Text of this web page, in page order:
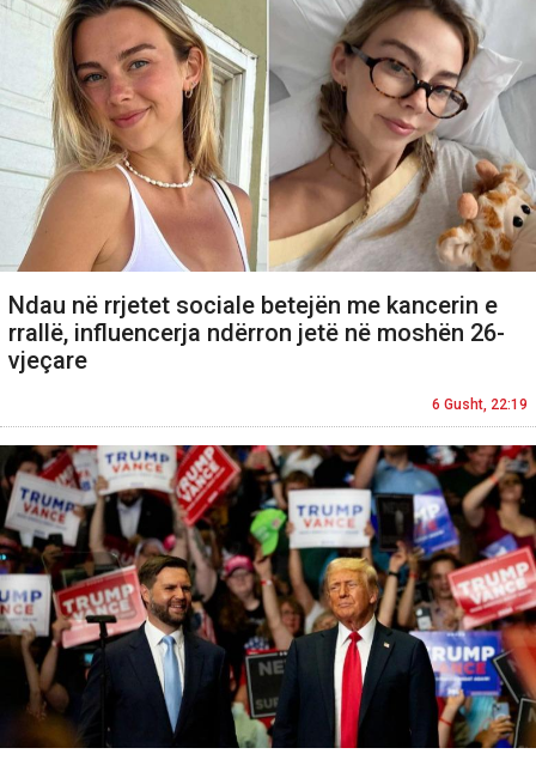
Ndau në rrjetet sociale betejën me kancerin e
rrallë, influencerja ndërron jetë në moshën 26-
vjeçare
6 Gusht, 22:19